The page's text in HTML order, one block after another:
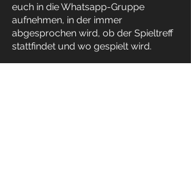
euch in die Whatsapp-Gruppe
aufnehmen, in der immer
abgesprochen wird, ob der Spieltreff
stattfindet und wo gespielt wird.